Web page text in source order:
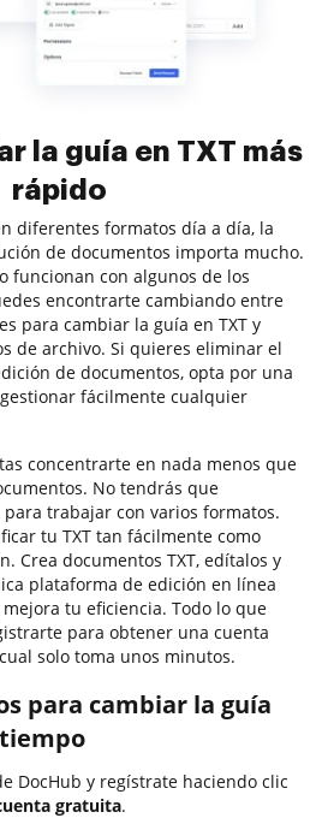
la guía en TXT más
rápido
diferentes formatos día a día, la
de documentos importa mucho.
funcionan con algunos de los
encontrarte cambiando entre
para cambiar la guía en TXT y
de archivo. Si quieres eliminar el
de documentos, opta por una
fácilmente cualquier
concentrarte en nada menos que
No tendrás que
trabajar con varios formatos.
tu TXT tan fácilmente como
Crea documentos TXT, edítalos y
plataforma de edición en línea
tu eficiencia. Todo lo que
para obtener una cuenta
solo toma unos minutos.
para cambiar la guía
tiempo
DocHub y regístrate haciendo clic
gratuita.